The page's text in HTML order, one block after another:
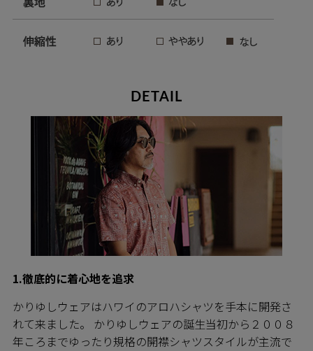
DETAIL
1.徹底的に着心地を追求
かりゆしウェアはハワイのアロハシャツを手本に開発さ
れて来ました。 かりゆしウェアの誕生当初から２００８
年ころまでゆったり規格の開襟シャツスタイルが主流で